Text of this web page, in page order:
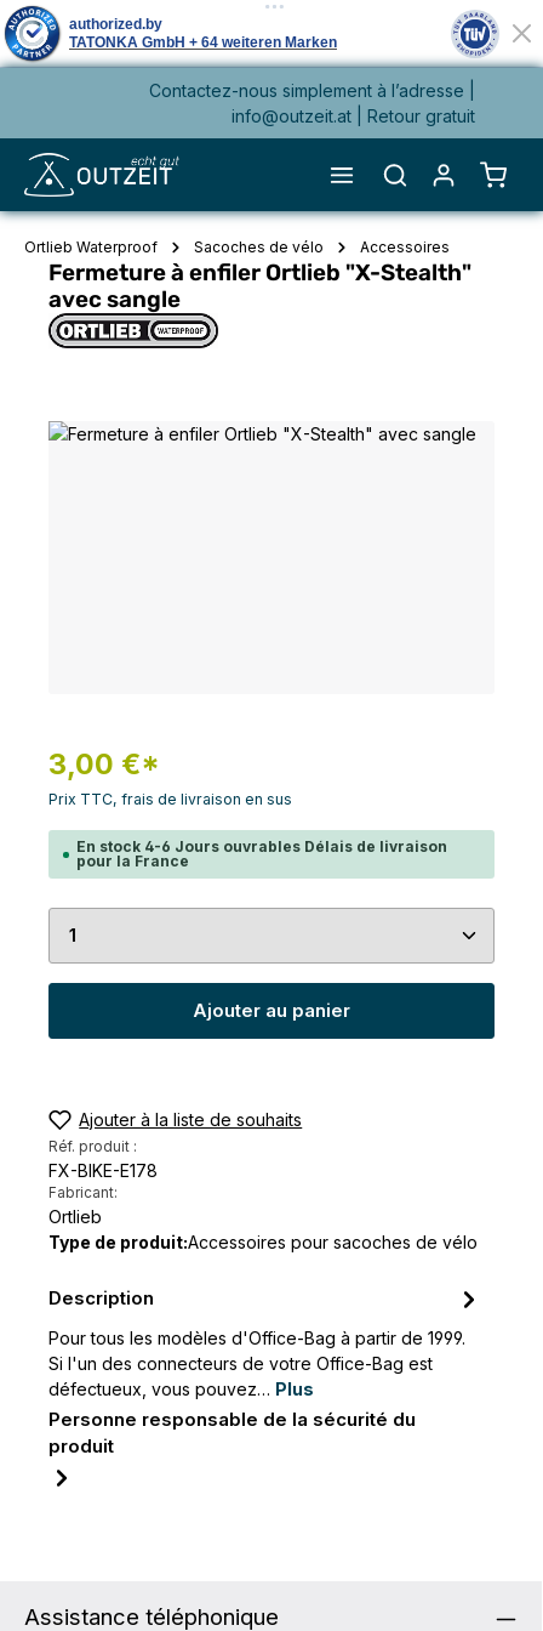
Contactez-nous simplement à l’adresse |
info@outzeit.at
| Retour gratuit
Le
Ortlieb Waterproof Sacoches de vélo Accessoires
Fermeture à enfiler Ortlieb "X-Stealth"
avec sangle
Ignorer la galerie d'images
3,00 €*
Prix TTC, frais de livraison en sus
En stock 4-6 Jours ouvrables Délais de livraison
pour la France
Quantité de produit : Entrez la quantité
Ajouter au panier
Ajouter à la liste de souhaits
Réf. produit :
FX-BIKE-E178
Fabricant:
Ortlieb
Type de produit:Accessoires pour sacoches de vélo
Description
Pour tous les modèles d'Office-Bag à partir de 1999.
Si l'un des connecteurs de votre Office-Bag est
défectueux, vous pouvez… Plus
Personne responsable de la sécurité du
produit
Assistance téléphonique